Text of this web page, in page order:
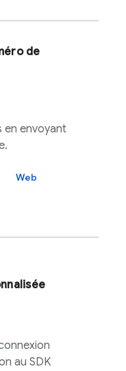
de
en envoyant
Web
au SDK